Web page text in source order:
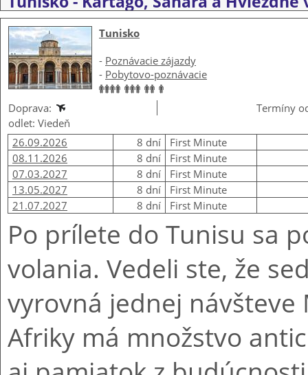
Tunisko
- Poznávacie zájazdy
- Pobytovo-poznávacie
Doprava:
Termíny
odlet: Viedeň
26.09.2026
8 dní First Minute
08.11.2026
8 dní First Minute
07.03.2027
8 dní First Minute
13.05.2027
8 dní First Minute
21.07.2027
8 dní First Minute
Po prílete do Tunisu sa
volania. Vedeli ste, že
vyrovná jednej návšteve
Afriky má množstvo